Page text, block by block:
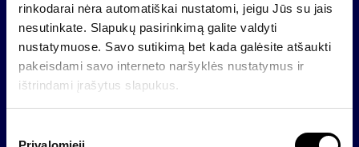
rinkodarai nėra automatiškai nustatomi, jeigu Jūs su jais
nesutinkate. Slapukų pasirinkimą galite valdyti
nustatymuose. Savo sutikimą bet kada galėsite atšaukti
pakeisdami savo interneto naršyklės nustatymus ir
ištrindami įrašytus slapukus.
Nuo 2018 m. didžiausias maib akcininkas yra
investuotojų konsorciumas, kurį sudaro Europos
rekonstrukcijos ir plėtros bankas, pirmaujanti turto
valdymo grupė Baltijos šalyse „Invalda INVL“ ir
privataus kapitalo fondų valdytoja „Horizon Capital“,
orientuota į besivystančią Europą.
Apie „Invalda INVL“ grupę